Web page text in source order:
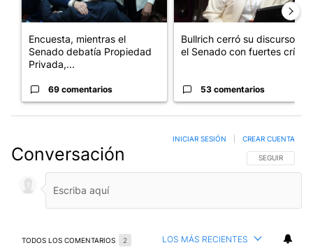
Encuesta, mientras el
Senado debatía Propiedad
Privada,...
69 comentarios
Bullrich cerró su discurso en
el Senado con fuertes crí...
53 comentarios
Conversación SIGA ESTA
SEGUIR
INICIAR SESIÓN CREAR CUENTA
TODOS LOS COMENTARIOS 2 LOS MÁS RECIENTES